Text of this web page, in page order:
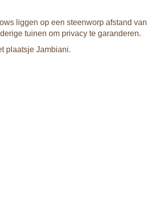
liggen op een steenworp afstand van
tuinen om privacy te garanderen.
plaatsje Jambiani.